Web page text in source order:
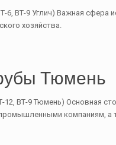
ВТ-9 Углич) Важная
хозяйства.
Тюмень
ВТ-9 Тюмень) Основная
компаниям,